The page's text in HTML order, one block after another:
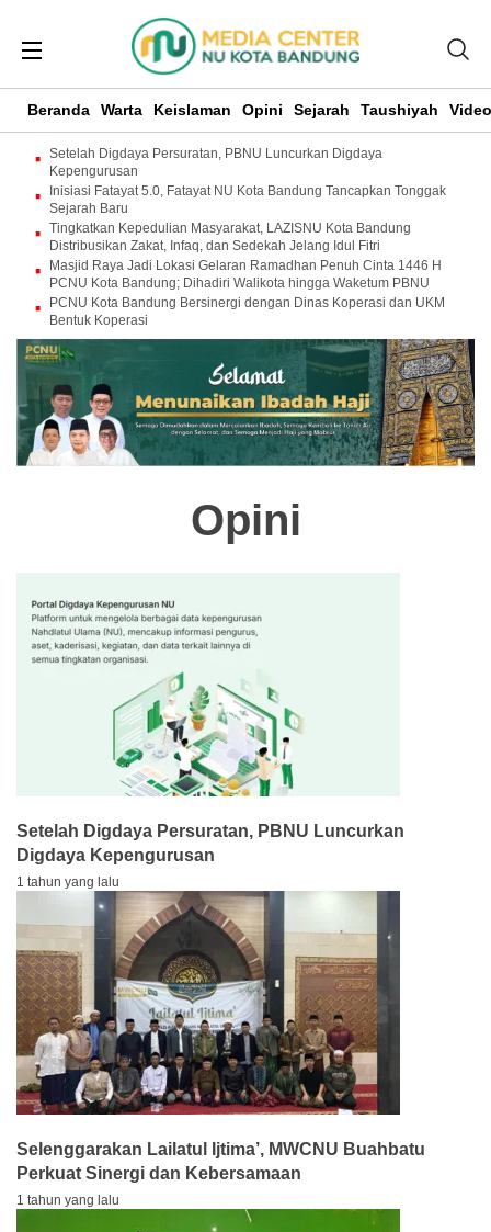
Beranda Warta Keislaman Opini Sejarah Taushiyah Video
Setelah Digdaya Persuratan, PBNU Luncurkan Digdaya
Kepengurusan
Inisiasi Fatayat 5.0, Fatayat NU Kota Bandung Tancapkan Tonggak
Sejarah Baru
Tingkatkan Kepedulian Masyarakat, LAZISNU Kota Bandung
Distribusikan Zakat, Infaq, dan Sedekah Jelang Idul Fitri
Masjid Raya Jadi Lokasi Gelaran Ramadhan Penuh Cinta 1446 H
PCNU Kota Bandung; Dihadiri Walikota hingga Waketum PBNU
PCNU Kota Bandung Bersinergi dengan Dinas Koperasi dan UKM
Bentuk Koperasi
Opini
Setelah Digdaya Persuratan, PBNU Luncurkan
Digdaya Kepengurusan
1 tahun yang lalu
Selenggarakan Lailatul Ijtima’, MWCNU Buahbatu
Perkuat Sinergi dan Kebersamaan
1 tahun yang lalu